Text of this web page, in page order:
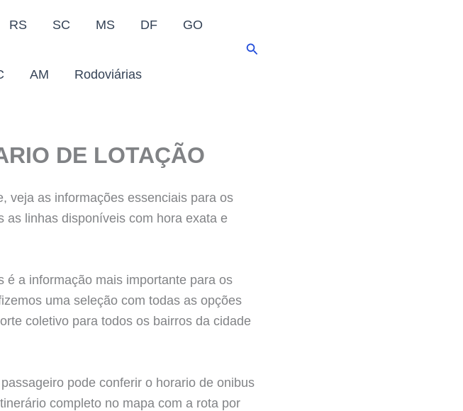
RS SC MS DF GO
AM Rodoviárias
Pesquisar
DE LOTAÇÃO
veja as informações essenciais para os
as linhas disponíveis com hora exata e
é a informação mais importante para os
uma seleção com todas as opções
coletivo para todos os bairros da cidade
pode conferir o horario de onibus
completo no mapa com a rota por